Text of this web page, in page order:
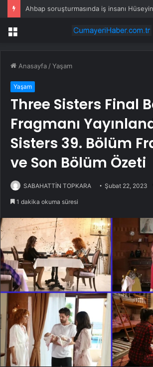
Menü
Anasayfa /Yaşam
Yaşam
Three Sisters Final
Fragmanı
Sisters 39. Bölüm
ve Son Bölüm Özeti
SABAHATTİN TOPKARA Şubat 22, 2023
1 dakika okuma süresi